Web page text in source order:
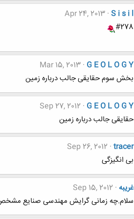
S i s i l
Apr 24, 2013
#278
G E O L O G Y
Mar 15, 2013
بخش سوم حقایقی جالب درباره زمین
G E O L O G Y
Sep 27, 2012
حقایقی جالب درباره زمین
tracer
Sep 26, 2012
بی انگیزگی
غریبه Sep 15, 2012
سلام.چه زمانی گرایش مهندسی صنایع